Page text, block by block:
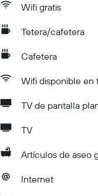
Wifi gratis
Tetera/cafetera
Cafetera
Wifi disponible en
TV de pantalla
TV
Artículos de aseo
Internet